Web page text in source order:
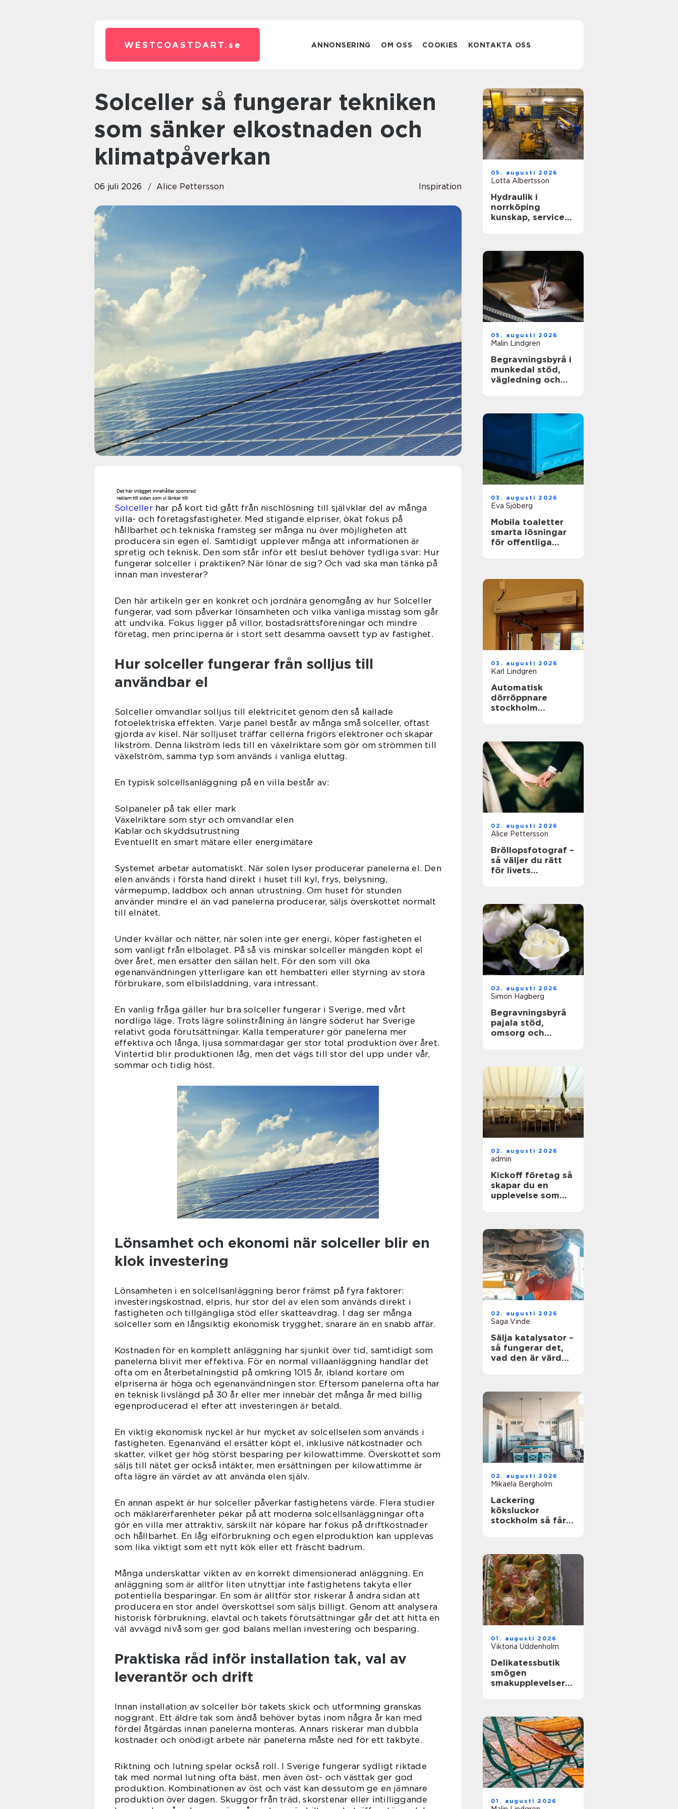
WESTCOASTDART. se ANNONSERING OM OSS COOKIES KONTAKTA OSS
Solceller så fungerar tekniken
som sänker elkostnaden och
klimatpåverkan
06 juli 2026 Alice Pettersson Inspiration
Solcellerhar på kort tid gått från nischlösning till självklar del av många
villa- och företagsfastigheter. Med stigande elpriser, ökat fokus på
hållbarhet och tekniska framsteg ser många nu över möjligheten att
producera sin egen el. Samtidigt upplever många att informationen är
spretig och teknisk. Den som står inför ett beslut behöver tydliga svar: Hur
fungerar solceller i praktiken? När lönar de sig? Och vad ska man tänka på
innan man investerar?
Den här artikeln ger en konkret och jordnära genomgång av hur Solceller
fungerar, vad som påverkar lönsamheten och vilka vanliga misstag som går
att undvika. Fokus ligger på villor, bostadsrättsföreningar och mindre
företag, men principerna är i stort sett desamma oavsett typ av fastighet.
Hur solceller fungerar från solljus till
användbar el
Solceller omvandlar solljus till elektricitet genom den så kallade
fotoelektriska effekten. Varje panel består av många små solceller, oftast
gjorda av kisel. När solljuset träffar cellerna frigörs elektroner och skapar
likström. Denna likström leds till en växelriktare som gör om strömmen till
växelström, samma typ som används i vanliga eluttag.
En typisk solcellsanläggning på en villa består av:
Solpaneler på tak eller mark
Växelriktare som styr och omvandlar elen
Kablar och skyddsutrustning
Eventuellt en smart mätare eller energimätare
Systemet arbetar automatiskt. När solen lyser producerar panelerna el. Den
elen används i första hand direkt i huset till kyl, frys, belysning,
värmepump, laddbox och annan utrustning. Om huset för stunden
använder mindre el än vad panelerna producerar, säljs överskottet normalt
till elnätet.
Under kvällar och nätter, när solen inte ger energi, köper fastigheten el
som vanligt från elbolaget. På så vis minskar solceller mängden köpt el
över året, men ersätter den sällan helt. För den som vill öka
egenanvändningen ytterligare kan ett hembatteri eller styrning av stora
förbrukare, som elbilsladdning, vara intressant.
En vanlig fråga gäller hur bra solceller fungerar i Sverige, med vårt
nordliga läge. Trots lägre solinstrålning än längre söderut har Sverige
relativt goda förutsättningar. Kalla temperaturer gör panelerna mer
effektiva och långa, ljusa sommardagar ger stor total produktion över året.
Vintertid blir produktionen låg, men det vägs till stor del upp under vår,
sommar och tidig höst.
Lönsamhet och ekonomi när solceller blir en
klok investering
Lönsamheten i en solcellsanläggning beror främst på fyra faktorer:
investeringskostnad, elpris, hur stor del av elen som används direkt i
fastigheten och tillgängliga stöd eller skatteavdrag. I dag ser många
solceller som en långsiktig ekonomisk trygghet, snarare än en snabb affär.
Kostnaden för en komplett anläggning har sjunkit över tid, samtidigt som
panelerna blivit mer effektiva. För en normal villaanläggning handlar det
ofta om en återbetalningstid på omkring 1015 år, ibland kortare om
elpriserna är höga och egenanvändningen stor. Eftersom panelerna ofta har
en teknisk livslängd på 30 år eller mer innebär det många år med billig
egenproducerad el efter att investeringen är betald.
En viktig ekonomisk nyckel är hur mycket av solcellselen som används i
fastigheten. Egenanvänd el ersätter köpt el, inklusive nätkostnader och
skatter, vilket ger hög störst besparing per kilowattimme. Överskottet som
säljs till nätet ger också intäkter, men ersättningen per kilowattimme är
ofta lägre än värdet av att använda elen själv.
En annan aspekt är hur solceller påverkar fastighetens värde. Flera studier
och mäklarerfarenheter pekar på att moderna solcellsanläggningar ofta
gör en villa mer attraktiv, särskilt när köpare har fokus på driftkostnader
och hållbarhet. En låg elförbrukning och egen elproduktion kan upplevas
som lika viktigt som ett nytt kök eller ett fräscht badrum.
Många underskattar vikten av en korrekt dimensionerad anläggning. En
anläggning som är alltför liten utnyttjar inte fastighetens takyta eller
potentiella besparingar. En som är alltför stor riskerar å andra sidan att
producera en stor andel överskottsel som säljs billigt. Genom att analysera
historisk förbrukning, elavtal och takets förutsättningar går det att hitta en
väl avvägd nivå som ger god balans mellan investering och besparing.
Praktiska råd inför installation tak, val av
leverantör och drift
Innan installation av solceller bör takets skick och utformning granskas
noggrant. Ett äldre tak som ändå behöver bytas inom några år kan med
fördel åtgärdas innan panelerna monteras. Annars riskerar man dubbla
kostnader och onödigt arbete när panelerna måste ned för ett takbyte.
Riktning och lutning spelar också roll. I Sverige fungerar sydligt riktade
tak med normal lutning ofta bäst, men även öst- och västtak ger god
produktion. Kombinationen av öst och väst kan dessutom ge en jämnare
produktion över dagen. Skuggor från träd, skorstenar eller intilliggande
05. augusti 2026
Lotta Albertsson
Hydraulik i
norrköping
kunskap, service
05. augusti 2026
Malin Lindgren
Begravningsbyrå i
munkedal stöd,
vägledning och
03. augusti 2026
Eva Sjöberg
Mobila toaletter
smarta lösningar
för offentliga
03. augusti 2026
Karl Lindgren
Automatisk
dörröppnare
stockholm
02. augusti 2026
Alice Pettersson
Bröllopsfotograf –
så väljer du rätt
för livets
02. augusti 2026
Simon Hagberg
Begravningsbyrå
pajala stöd,
omsorg och
02. augusti 2026
admin
Kickoff företag så
skapar du en
upplevelse som
02. augusti 2026
Saga Vinde
Sälja katalysator –
så fungerar det,
vad den är värd
02. augusti 2026
Mikaela Bergholm
Lackering
köksluckor
stockholm så får
01. augusti 2026
Viktoria Uddenholm
Delikatessbutik
smögen
smakupplevelser
01. augusti 2026